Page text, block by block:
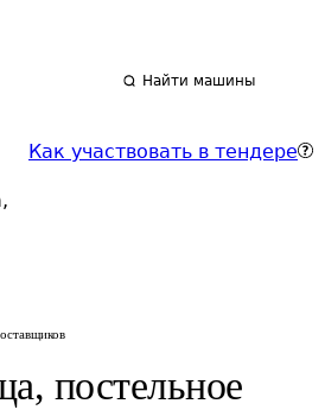
Найти машины
Как участвовать в тендере
постельное